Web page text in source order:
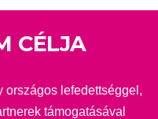
CÉLJA
országos lefedettséggel,
támogatásával